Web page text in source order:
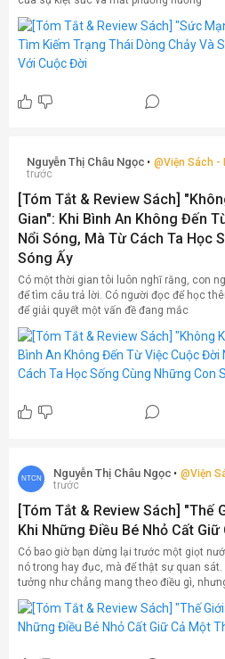
Nguyễn Thị Châu Ngọc @Viện Sách -
trước
[Tóm Tắt & Review Sách]
Gian": Khi Bình An Không Đến
Nổi Sóng, Mà Từ Cách Ta Học
Sóng Ấy
Có một thời gian tôi luôn nghĩ rằng, con
để tìm câu trả lời. Có người đọc để học
để giải quyết một vấn đề đang mắc
NTCN Nguyễn Thị Châu Ngọc @Viện
trước
[Tóm Tắt & Review Sách] "Thế
Khi Những Điều Bé Nhỏ Cất Giữ
Có bao giờ bạn dừng lại trước một giọt
nó trong hay đục, mà để thật sự quan
tưởng như chẳng mang theo điều gì,